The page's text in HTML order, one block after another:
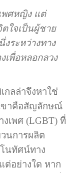
พศหญิง แต่
ใจเป็นผู้ชาย
ระหว่างทาง
เพื่อหลอกลวง
ลล่าจึงหาใช่
ขาคือสัญลักษณ์
เพศ (LGBT) ที่
นการผลิต
นทัศน์ทาง
อย่างใด หาก